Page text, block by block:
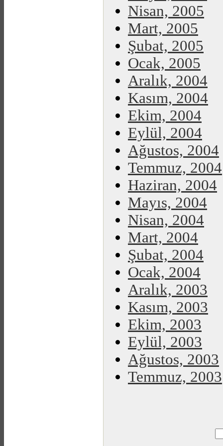
Nisan, 2005
Mart, 2005
Şubat, 2005
Ocak, 2005
Aralık, 2004
Kasım, 2004
Ekim, 2004
Eylül, 2004
Ağustos, 2004
Temmuz, 2004
Haziran, 2004
Mayıs, 2004
Nisan, 2004
Mart, 2004
Şubat, 2004
Ocak, 2004
Aralık, 2003
Kasım, 2003
Ekim, 2003
Eylül, 2003
Ağustos, 2003
Temmuz, 2003